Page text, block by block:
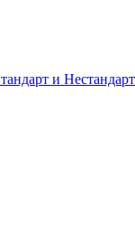
и Нестандарт